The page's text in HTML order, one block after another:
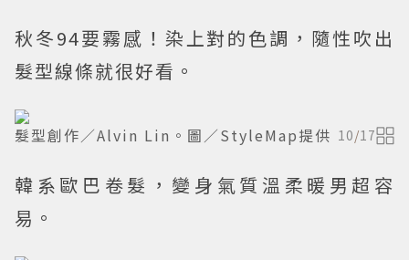
秋冬94要霧感！染上對的色調，隨性吹出
髮型線條就很好看。
髮型創作／Alvin Lin。圖／StyleMap提供 10/17
韓系歐巴卷髮，變身氣質溫柔暖男超容
易。